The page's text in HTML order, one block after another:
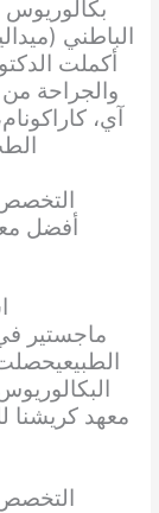
الباطني
أكملت
والجراحة
آي،
أفضل
ماجستير في
الطبيعيحصلت
معهد كريشنا